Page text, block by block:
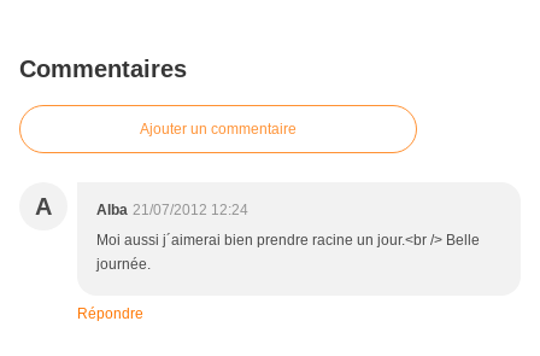
Commentaires
Ajouter un commentaire
A Alba 21/07/2012 12:24
Moi aussi j´aimerai bien prendre racine un jour.<br /> Belle
journée.
Répondre